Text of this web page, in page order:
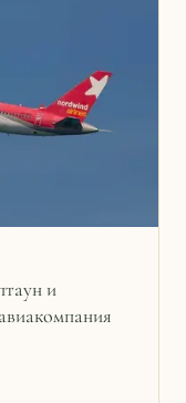
и